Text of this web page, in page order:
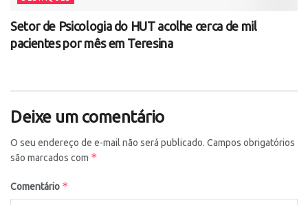
Setor de Psicologia do HUT acolhe cerca de mil
pacientes por mês em Teresina
Deixe um comentário
O seu endereço de e-mail não será publicado. Campos obrigatórios
são marcados com *
Comentário *